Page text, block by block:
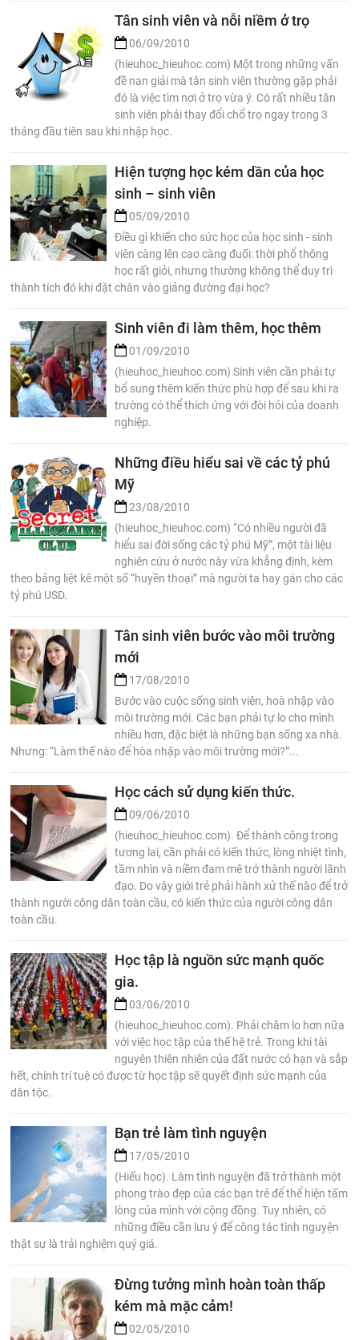
Tân sinh viên và nỗi niềm ở trọ
06/09/2010
(hieuhoc_hieuhoc.com) Một trong những vấn
đề nan giải mà tân sinh viên thường gặp phải
đó là việc tìm nơi ở trọ vừa ý. Có rất nhiều tân
sinh viên phải thay đổi chổ trọ ngay trong 3
tháng đầu tiên sau khi nhập học.
Hiện tượng học kém dần của học
sinh – sinh viên
05/09/2010
Điều gì khiến cho sức học của học sinh - sinh
viên càng lên cao càng đuối: thời phổ thông
học rất giỏi, nhưng thường không thể duy trì
thành tích đó khi đặt chân vào giảng đường đại học?
Sinh viên đi làm thêm, học thêm
01/09/2010
(hieuhoc_hieuhoc.com) Sinh viên cần phải tự
bổ sung thêm kiến thức phù hợp để sau khi ra
trường có thể thích ứng với đòi hỏi của doanh
nghiệp.
Những điều hiểu sai về các tỷ phú
Mỹ
23/08/2010
(hieuhoc_hieuhoc.com) “Có nhiều người đã
hiểu sai đời sống các tỷ phú Mỹ”, một tài liệu
nghiên cứu ở nước này vừa khẳng định, kèm
theo bảng liệt kê một số “huyền thoại” mà người ta hay gán cho các
tỷ phú USD.
Tân sinh viên bước vào môi trường
mới
17/08/2010
Bước vào cuộc sống sinh viên, hoà nhập vào
môi trường mới. Các bạn phải tự lo cho mình
nhiều hơn, đặc biệt là những bạn sống xa nhà.
Nhưng: “Làm thế nào để hòa nhập vào môi trường mới?”...
Học cách sử dụng kiến thức.
09/06/2010
(hieuhoc_hieuhoc.com). Để thành công trong
tương lai, cần phải có kiến thức, lòng nhiệt tình,
tầm nhìn và niềm đam mê trở thành người lãnh
đạo. Do vậy giới trẻ phải hành xử thế nào để trở
thành người công dân toàn cầu, có kiến thức của người công dân
toàn cầu.
Học tập là nguồn sức mạnh quốc
gia.
03/06/2010
(hieuhoc_hieuhoc.com). Phải chăm lo hơn nữa
với việc học tập của thế hệ trẻ. Trong khi tài
nguyên thiên nhiên của đất nước có hạn và sắp
hết, chính trí tuệ có được từ học tập sẽ quyết định sức mạnh của
dân tộc.
Bạn trẻ làm tình nguyện
17/05/2010
(Hiếu học). Làm tình nguyện đã trở thành một
phong trào đẹp của các bạn trẻ để thể hiện tấm
lòng của mình với cộng đồng. Tuy nhiên, có
những điều cần lưu ý để công tác tình nguyện
thật sự là trải nghiệm quý giá.
Đừng tưởng mình hoàn toàn thấp
kém mà mặc cảm!
02/05/2010